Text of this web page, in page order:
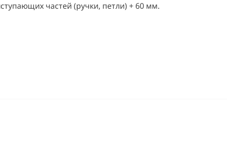
частей (ручки, петли) + 60 мм.